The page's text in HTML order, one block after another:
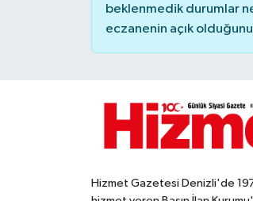
beklenmedik durumlar
eczanenin açık
Hizmet Gazetesi Denizli'de